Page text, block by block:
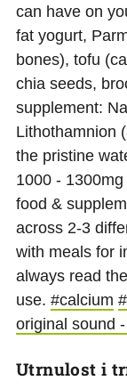
can have on
fat yogurt,
bones), tofu
chia seeds,
supplement:
Lithothamnion
the pristine
1000 -
food &
across 2-3
with meals for
always read
use. #calcium
original sound
Utrnulost i